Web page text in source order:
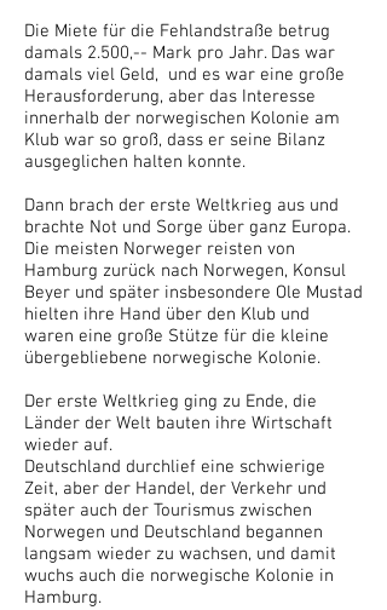
Die Miete für die Fehlandstraße betrug
damals 2.500,-- Mark pro Jahr. Das war
damals viel Geld, und es war eine große
Herausforderung, aber das Interesse
innerhalb der norwegischen Kolonie am
Klub war so groß, dass er seine Bilanz
ausgeglichen halten konnte.
Dann brach der erste Weltkrieg aus und
brachte Not und Sorge über ganz Europa.
Die meisten Norweger reisten von
Hamburg zurück nach Norwegen, Konsul
Beyer und später insbesondere Ole Mustad
hielten ihre Hand über den Klub und
waren eine große Stütze für die kleine
übergebliebene norwegische Kolonie.
Der erste Weltkrieg ging zu Ende, die
Länder der Welt bauten ihre Wirtschaft
wieder auf.
Deutschland durchlief eine schwierige
Zeit, aber der Handel, der Verkehr und
später auch der Tourismus zwischen
Norwegen und Deutschland begannen
langsam wieder zu wachsen, und damit
wuchs auch die norwegische Kolonie in
Hamburg.